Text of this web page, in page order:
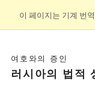
이 페이지는 기계 번
여호와의 증인
러시아의 법적